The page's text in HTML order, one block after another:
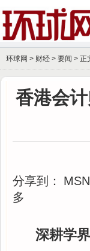
环球网 > 财经 > 要闻 > 正
香港会
分享到：
MSN
多
深耕学